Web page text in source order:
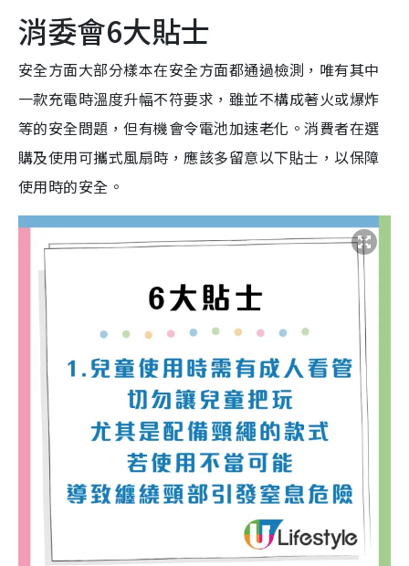
消委會6大貼士
安全方面大部分樣本在安全方面都通過檢測，唯有其中
一款充電時溫度升幅不符要求，雖並不構成著火或爆炸
等的安全問題，但有機會令電池加速老化。消費者在選
購及使用可攜式風扇時，應該多留意以下貼士，以保障
使用時的安全。